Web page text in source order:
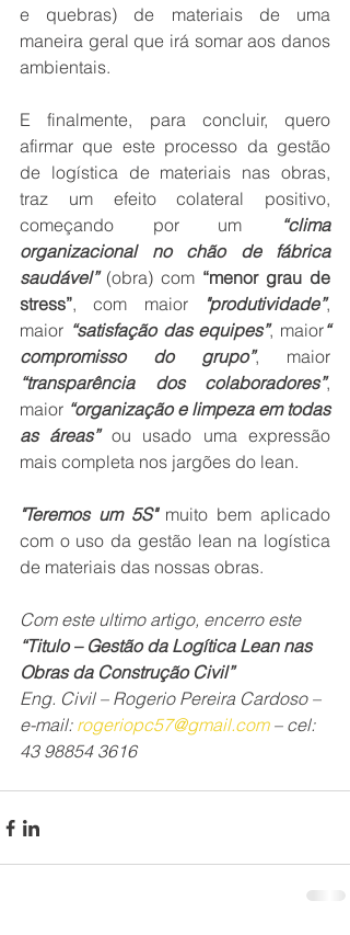
e quebras) de materiais de uma
maneira geral que irá somar aos danos
ambientais.
E finalmente, para concluir, quero
afirmar que este processo da gestão
de logística de materiais nas obras,
traz um efeito colateral positivo,
começando por um
“clima
organizacional no chão de fábrica
saudável” (obra) com “menor grau de
stress”, com maior "produtividade”,
maior “satisfação das equipes”, maior“
compromisso do grupo”
“transparência dos colaboradores”,
maior “organização e limpeza em todas
as áreas” ou usado uma expressão
mais completa nos jargões do lean.
"Teremos um 5S" muito bem aplicado
com o uso da gestão lean na logística
de materiais das nossas obras.
Com este ultimo artigo, encerro este
“Titulo – Gestão da Logítica Lean nas
Obras da Construção Civil”
Eng. Civil – Rogerio Pereira Cardoso –
e-mail: rogeriopc57@gmail.com – cel:
43 98854 3616